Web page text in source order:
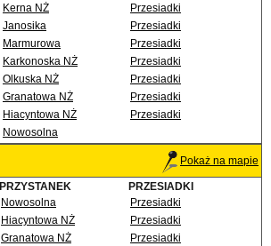
Kerna NŻ
Przesiadki
Janosika
Przesiadki
Marmurowa
Przesiadki
Karkonoska NŻ
Przesiadki
Olkuska NŻ
Przesiadki
Granatowa NŻ
Przesiadki
Hiacyntowa NŻ
Przesiadki
Nowosolna
Pokaż na mapie
PRZYSTANEK
PRZESIADKI
Nowosolna
Przesiadki
Hiacyntowa NŻ
Przesiadki
Granatowa NŻ
Przesiadki